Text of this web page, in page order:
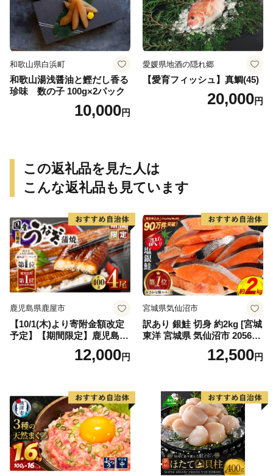
和歌山県白浜町
和歌山湯浅醤油と鰹だし香る
珍味 数の子 100g×2パック
10,000円
愛媛県地酒の隠れ郷
【愛育フィッシュ】真鯛(45)
20,000円
この返礼品を見た人は
こんな返礼品も見ています
鹿児島県鹿屋市
【10/1(木)より寄附金額改定
予定】【期間限定】鹿児島県
大隅産うなぎ蒲焼4尾（400
g） KN007-02312,000円
宮城県気仙沼市
訳あり 銀鮭 切身 約2kg [宮城
東洋 宮城県 気仙沼市 205649
91] 鮭 魚介類 海鮮 訳アリ 規
格外 不揃い さけ サケ 鮭切身
切り身 魚 わけあり
12,500円